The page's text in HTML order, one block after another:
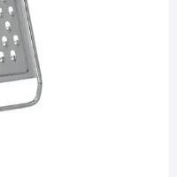
El Arroyo.
a encontrarlo,